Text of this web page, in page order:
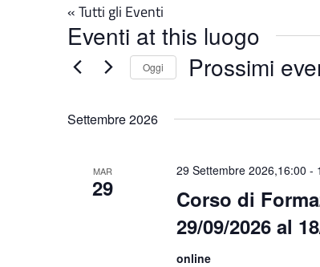
« Tutti gli Eventi
Eventi at this luogo
Oggi Prossimi
data.
Settembre 2026
MAR
29
Corso di
29/09/2026 al
29 Settembre 2026,16:00 -
online